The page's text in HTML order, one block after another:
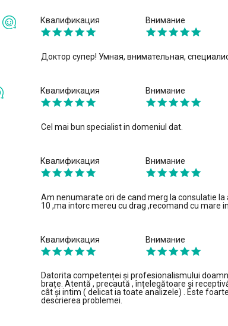
Квалификация Внимание
Доктор супер! Умная, внимательная,
Квалификация Внимание
Cel mai bun specialist in domeniul dat.
Квалификация Внимание
Am nenumarate ori de cand merg la consulatie la
10 ,ma intorc mereu cu drag ,recomand cu mare
Квалификация Внимание
Datorita competenței și profesionalismului
brațe. Atentă , precaută , înțelegătoare și
cât și intim ( delicat ia toate analizele) . Este
descrierea problemei.